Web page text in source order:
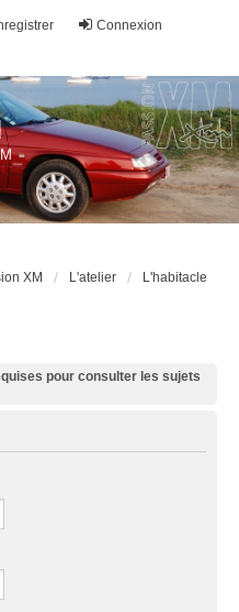
Connexion
XM L'atelier L'habitacle
pour consulter les sujets